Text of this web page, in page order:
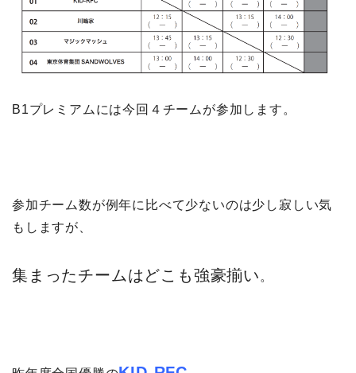
B1プレミアムには今回４チームが参加します。
参加チーム数が例年に比べて少ないのは少し寂しい気
もしますが、
集まったチームはどこも強豪揃い 。